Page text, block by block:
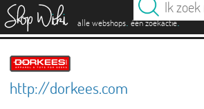
alle webshops. één zoekactie.
http://dorkees.com